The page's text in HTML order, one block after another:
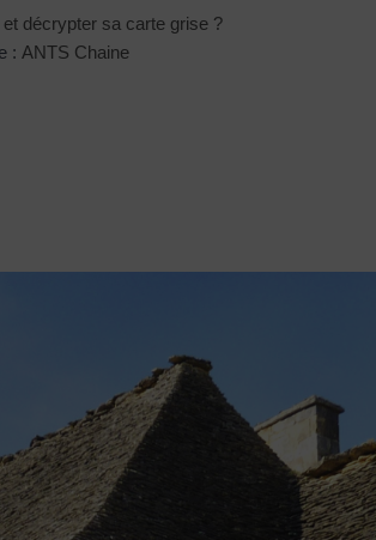
décrypter sa carte grise ?
: ANTS Chaine